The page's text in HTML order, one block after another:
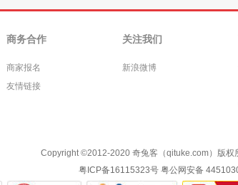
商务合作
商家报名
友情链接
关注我们
新浪微博
Copyright ©2012-2020 奇兔客（qituke.com）版权
粤ICP备16115323号 粤公网安备